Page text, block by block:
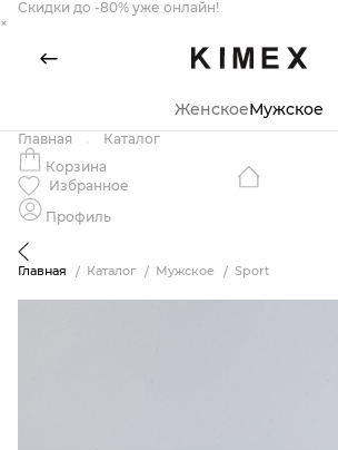
Скидки до -80% уже онлайн!
×
ЖенскоеМужское
Главная
Каталог
Корзина
Избранное
Профиль
Главная Каталог Мужское Sport